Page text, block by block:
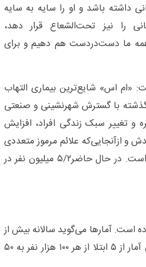
داشته باشد و او را سایه به سایه
را نیز تحت‌الشعاع قرار دهد،
همه ما دست‌دردست هم دهیم و برای
«ام اس» شایع‌ترین بیماری التهاب
با گسترش شهرنشینی و صنعتی
تغییر سبک زندگی افراد، افزایش
و ازآنجایی‌که علائم مرموز متعددی
از خود بروز می‌دهد به بیماری هزارچهره معروف است. در حال حاضر۵/۲ میلیون نفر در
است. آمارها می‌گوید سالانه بیش از
۵ هزار نفر در ایران به ام‌اس مبتلا می‌شوند و این آمار از ۵ ابتلا از هر ۱۰۰ هزار نفر به ۵۰